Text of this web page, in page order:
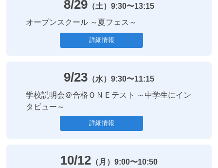
8/29（土） 9:30〜13:15
オープンスクール ～夏フェス～
詳細情報
9/23（水） 9:30〜11:15
学校説明会＠合格ＯＮＥテスト ～中学生にイン
タビュー～
詳細情報
10/12（月） 9:00〜10:50